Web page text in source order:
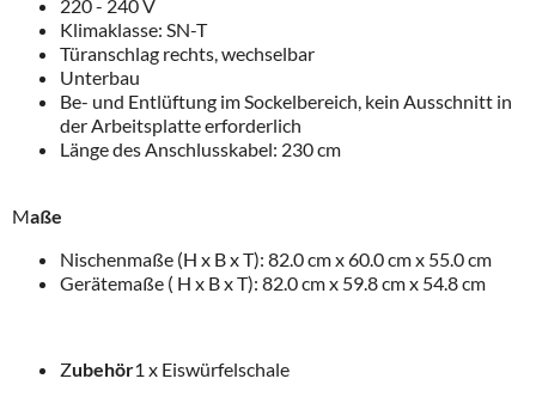
220 - 240 V
Klimaklasse: SN-T
Türanschlag rechts, wechselbar
Unterbau
Be- und Entlüftung im Sockelbereich, kein Ausschnitt in
der Arbeitsplatte erforderlich
Länge des Anschlusskabel: 230 cm
Maße
Nischenmaße (H x B x T): 82.0 cm x 60.0 cm x 55.0 cm
Gerätemaße ( H x B x T): 82.0 cm x 59.8 cm x 54.8 cm
Zubehör1 x Eiswürfelschale